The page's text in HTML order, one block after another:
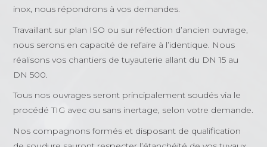
inox, nous répondrons à vos demandes.
Travaillant sur plan ISO ou sur réfection d’ancien ouvrage,
nous serons en capacité de refaire à l’identique. Nous
réalisons vos chantiers de tuyauterie allant du DN 15 au
DN 500.
Tous nos ouvrages seront principalement soudés via le
procédé TIG avec ou sans inertage, selon votre demande.
Nos compagnons formés et disposant de qualification